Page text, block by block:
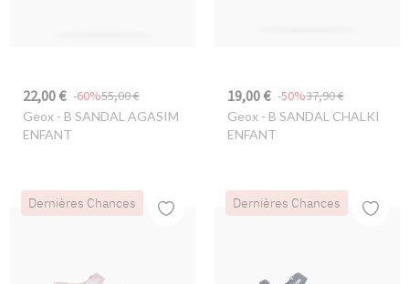
22,00 € 55,00 €
-60%
Geox- B SANDAL AGASIM
ENFANT
19,00 € 37,90 €
-50%
Geox- B SANDAL CHALKI
ENFANT
Dernières Chances Dernières Chances